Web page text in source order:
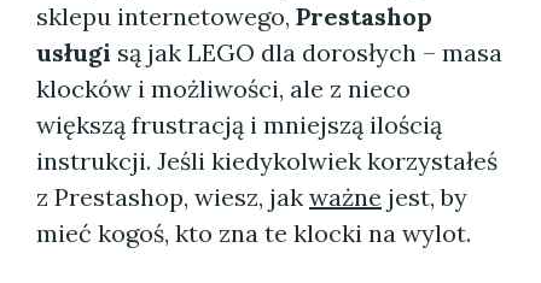
sklepu internetowego, Prestashop
usługi są jak LEGO dla dorosłych – masa
klocków i możliwości, ale z nieco
większą frustracją i mniejszą ilością
instrukcji. Jeśli kiedykolwiek korzystałeś
z Prestashop, wiesz, jak ważne jest, by
mieć kogoś, kto zna te klocki na wylot.